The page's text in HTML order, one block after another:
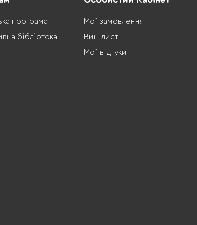
програма
бібліотека
Мої замовлення
Вишлист
Мої відгуки